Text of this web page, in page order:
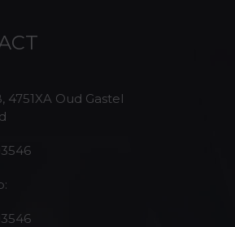
4751XA Oud Gastel